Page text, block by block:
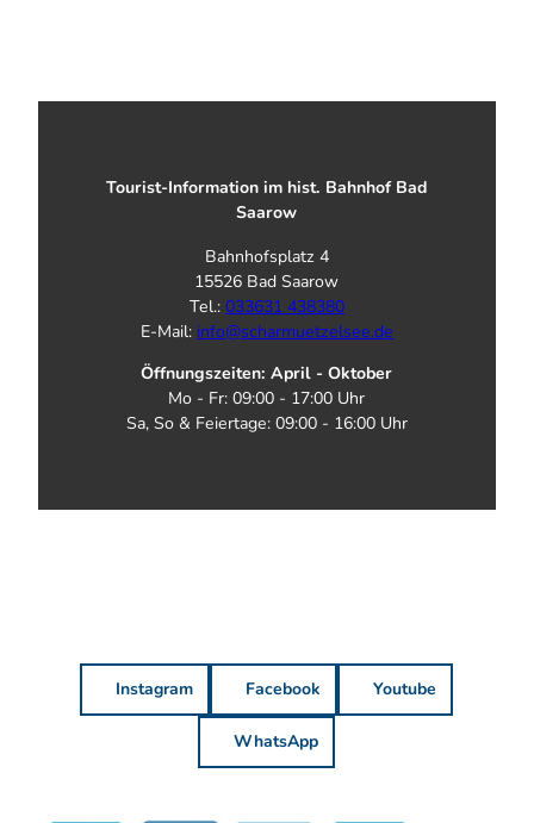
Tourist-Information im hist. Bahnhof Bad
Saarow
Bahnhofsplatz 4
15526 Bad Saarow
Tel.: 033631 438380
E-Mail: info@scharmuetzelsee.de
Öffnungszeiten: April - Oktober
Mo - Fr: 09:00 - 17:00 Uhr
Sa, So & Feiertage: 09:00 - 16:00 Uhr
Instagram Facebook Youtube
WhatsApp